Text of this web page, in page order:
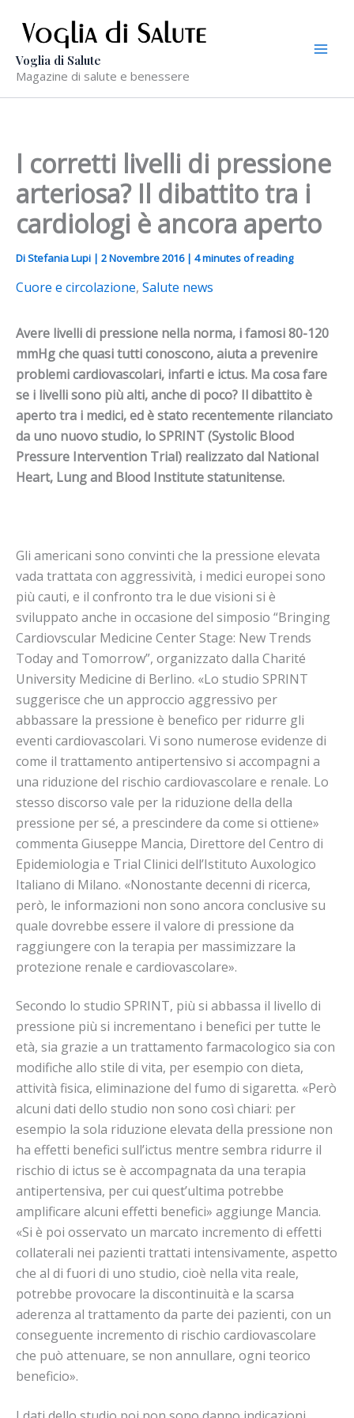
contenuto
Voglia di Salute
Magazine di salute e benessere
I corretti livelli di pressione
arteriosa? Il dibattito tra i
cardiologi è ancora aperto
DiStefania Lupi | 2 Novembre 2016 | 4 minutes of reading
Cuore e circolazione, Salute news
Avere livelli di pressione nella norma, i famosi 80-120
mmHg che quasi tutti conoscono, aiuta a prevenire
problemi cardiovascolari, infarti e ictus. Ma cosa fare
se i livelli sono più alti, anche di poco? Il dibattito è
aperto tra i medici, ed è stato recentemente rilanciato
da uno nuovo studio, lo SPRINT (Systolic Blood
Pressure Intervention Trial) realizzato dal National
Heart, Lung and Blood Institute statunitense.
Gli americani sono convinti che la pressione elevata
vada trattata con aggressività, i medici europei sono
più cauti, e il confronto tra le due visioni si è
sviluppato anche in occasione del simposio “Bringing
Cardiovscular Medicine Center Stage: New Trends
Today and Tomorrow”, organizzato dalla Charité
University Medicine di Berlino. «Lo studio SPRINT
suggerisce che un approccio aggressivo per
abbassare la pressione è benefico per ridurre gli
eventi cardiovascolari. Vi sono numerose evidenze di
come il trattamento antipertensivo si accompagni a
una riduzione del rischio cardiovascolare e renale. Lo
stesso discorso vale per la riduzione della della
pressione per sé, a prescindere da come si ottiene»
commenta Giuseppe Mancia, Direttore del Centro di
Epidemiologia e Trial Clinici dell’Istituto Auxologico
Italiano di Milano. «Nonostante decenni di ricerca,
però, le informazioni non sono ancora conclusive su
quale dovrebbe essere il valore di pressione da
raggiungere con la terapia per massimizzare la
protezione renale e cardiovascolare».
Secondo lo studio SPRINT, più si abbassa il livello di
pressione più si incrementano i benefici per tutte le
età, sia grazie a un trattamento farmacologico sia con
modifiche allo stile di vita, per esempio con dieta,
attività fisica, eliminazione del fumo di sigaretta. «Però
alcuni dati dello studio non sono così chiari: per
esempio la sola riduzione elevata della pressione non
ha effetti benefici sull’ictus mentre sembra ridurre il
rischio di ictus se è accompagnata da una terapia
antipertensiva, per cui quest’ultima potrebbe
amplificare alcuni effetti benefici» aggiunge Mancia.
«Si è poi osservato un marcato incremento di effetti
collaterali nei pazienti trattati intensivamente, aspetto
che al di fuori di uno studio, cioè nella vita reale,
potrebbe provocare la discontinuità e la scarsa
aderenza al trattamento da parte dei pazienti, con un
conseguente incremento di rischio cardiovascolare
che può attenuare, se non annullare, ogni teorico
beneficio».